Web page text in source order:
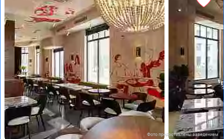
Фото предоставлены заведением